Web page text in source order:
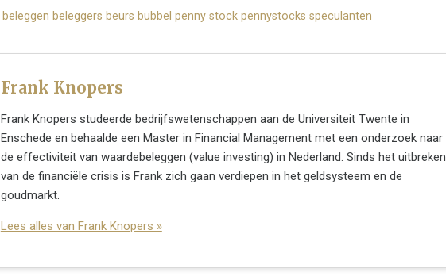
beleggen beleggers beurs bubbel penny stock pennystocks speculanten
Frank Knopers
Frank Knopers studeerde bedrijfswetenschappen aan de Universiteit Twente in
Enschede en behaalde een Master in Financial Management met een onderzoek naar
de effectiviteit van waardebeleggen (value investing) in Nederland. Sinds het uitbreken
van de financiële crisis is Frank zich gaan verdiepen in het geldsysteem en de
goudmarkt.
Lees alles van Frank Knopers »